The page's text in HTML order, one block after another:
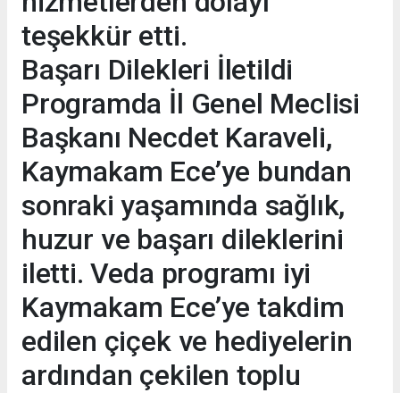
teşekkür etti.
Başarı Dilekleri İletildi
Programda İl Genel Meclisi
Başkanı Necdet Karaveli,
Kaymakam Ece’ye bundan
sonraki yaşamında sağlık,
huzur ve başarı dileklerini
iletti. Veda programı iyi
Kaymakam Ece’ye takdim
edilen çiçek ve hediyelerin
ardından çekilen toplu